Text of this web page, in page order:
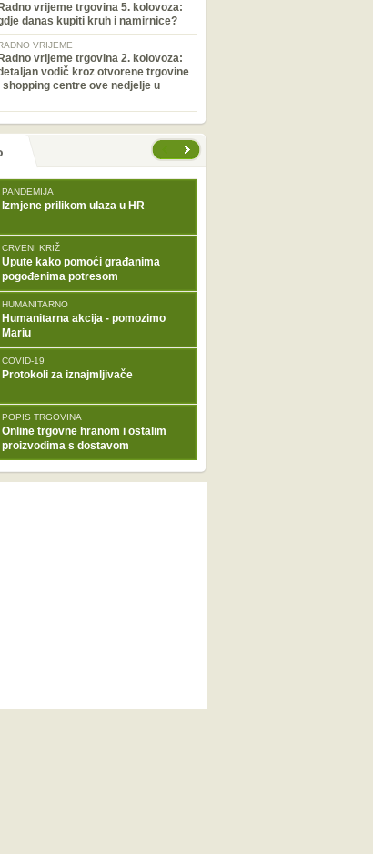
Radno vrijeme trgovina 5. kolovoza:
danas kupiti kruh i namirnice?
VRIJEME
Radno vrijeme trgovina 2. kolovoza:
vodič kroz otvorene trgovine
shopping centre ove nedjelje u
PANDEMIJA
Izmjene prilikom ulaza u HR
CRVENI KRIŽ
Upute kako pomoći građanima
pogođenima potresom
HUMANITARNO
Humanitarna akcija - pomozimo
Mariu
COVID-19
Protokoli za iznajmljivače
POPIS TRGOVINA
Online trgovne hranom i ostalim
proizvodima s dostavom